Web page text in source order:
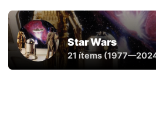
Star Wars
21 ítems